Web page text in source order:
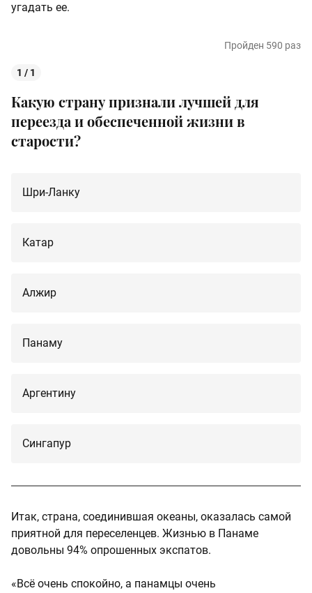
угадать ее.
Пройден 590 раз
1 / 1
Какую страну признали лучшей для
переезда и обеспеченной жизни в
старости?
Шри-Ланку
Катар
Алжир
Панаму
Аргентину
Сингапур
Итак, страна, соединившая океаны, оказалась самой
приятной для переселенцев. Жизнью в Панаме
довольны 94% опрошенных экспатов.
«Всё очень спокойно, а панамцы очень